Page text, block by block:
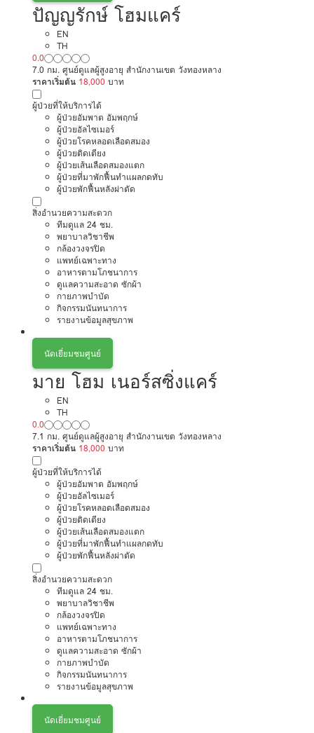
ปัญญรักษ์ โฮมแคร์
EN
TH
0.0
7.0 กม. ศูนย์ดูแลผู้สูงอายุ สำนักงานเขต วังทองหลาง
ราคาเริ่มต้น 18,000 บาท
ผู้ป่วยที่ให้บริการได้
ผู้ป่วยอัมพาต อัมพฤกษ์
ผู้ป่วยอัลไซเมอร์
ผู้ป่วยโรคหลอดเลือดสมอง
ผู้ป่วยติดเตียง
ผู้ป่วยเส้นเลือดสมองแตก
ผู้ป่วยที่มาพักฟื้นทำแผลกดทับ
ผู้ป่วยพักฟื้นหลังผ่าตัด
สิ่งอำนวยความสะดวก
ทีมดูแล 24 ชม.
พยาบาลวิชาชีพ
กล้องวงจรปิด
แพทย์เฉพาะทาง
อาหารตามโภชนาการ
ดูแลความสะอาด ซักผ้า
กายภาพบำบัด
กิจกรรมนันทนาการ
รายงานข้อมูลสุขภาพ
นัดเยี่ยมชมศูนย์
มาย โฮม เนอร์สซิ่งแคร์
EN
TH
0.0
7.1 กม. ศูนย์ดูแลผู้สูงอายุ สำนักงานเขต วังทองหลาง
ราคาเริ่มต้น 18,000 บาท
ผู้ป่วยที่ให้บริการได้
ผู้ป่วยอัมพาต อัมพฤกษ์
ผู้ป่วยอัลไซเมอร์
ผู้ป่วยโรคหลอดเลือดสมอง
ผู้ป่วยติดเตียง
ผู้ป่วยเส้นเลือดสมองแตก
ผู้ป่วยที่มาพักฟื้นทำแผลกดทับ
ผู้ป่วยพักฟื้นหลังผ่าตัด
สิ่งอำนวยความสะดวก
ทีมดูแล 24 ชม.
พยาบาลวิชาชีพ
กล้องวงจรปิด
แพทย์เฉพาะทาง
อาหารตามโภชนาการ
ดูแลความสะอาด ซักผ้า
กายภาพบำบัด
กิจกรรมนันทนาการ
รายงานข้อมูลสุขภาพ
นัดเยี่ยมชมศูนย์